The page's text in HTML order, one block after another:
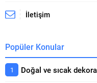
İletişim
Popüler Konular
Doğal ve sıcak